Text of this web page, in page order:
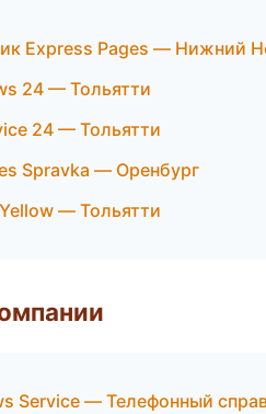
Express Pages — Нижний
24 — Тольятти
24 — Тольятти
Spravka — Оренбург
— Тольятти
Service — Телефонный